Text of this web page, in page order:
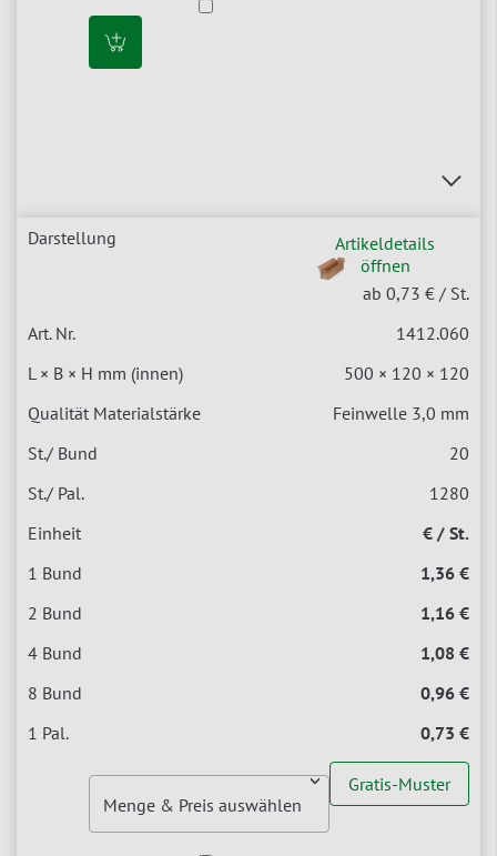
Artikeldetails
öffnen
ab 0,73 € / St.
1412.060
500 × 120 × 120
Feinwelle 3,0 mm
20
1280
€ / St.
1,36 €
1,16 €
1,08 €
0,96 €
0,73 €
Gratis-Muster